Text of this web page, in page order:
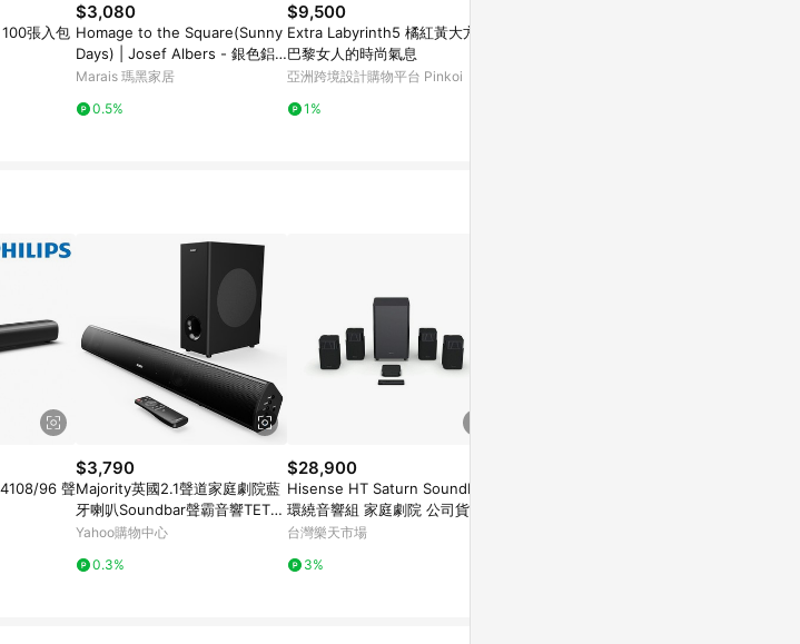
張入包
$3,080
Homage to the Square(Sunny
Days) | Josef Albers - 銀色鋁
框-中尺寸
Marais 瑪黑家居
0.5%
$9,500
Extra Labyrinth5 橘紅黃大方巾
巴黎女人的時尚氣息
亞洲跨境設計購物平台 Pinkoi
1%
96 聲
$3,790
Majority英國2.1聲道家庭劇院藍
牙喇叭Soundbar聲霸音響TETO
N-PLUS ★送7-11商品卡500元
Yahoo購物中心
0.3%
$28,900
Hisense HT Saturn SoundBar
環繞音響組 家庭劇院 公司貨
台灣樂天市場
3%